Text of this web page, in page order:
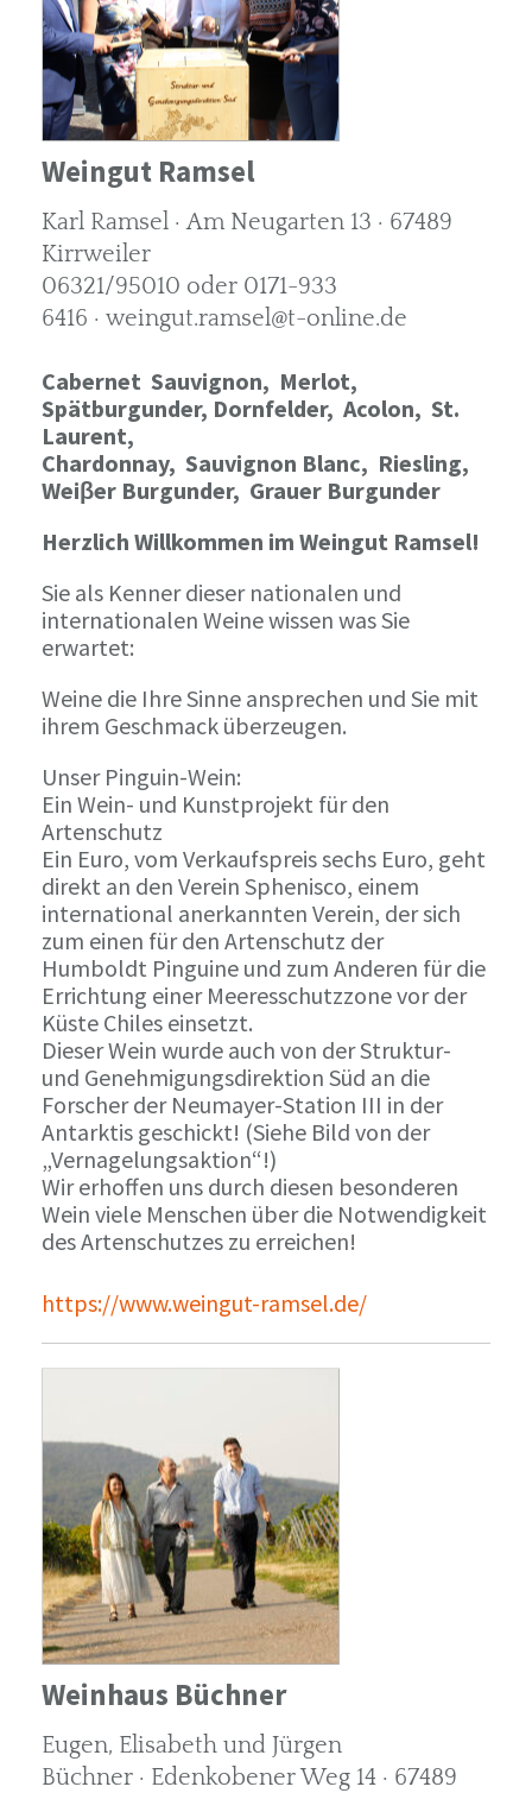
Weingut Ramsel
Karl Ramsel · Am Neugarten 13 · 67489
Kirrweiler
06321/95010 oder 0171-933
6416 · weingut.ramsel@t-online.de
Cabernet Sauvignon, Merlot,
Spätburgunder, Dornfelder, Acolon, St.
Laurent,
Chardonnay, Sauvignon Blanc, Riesling,
Weiβer Burgunder, Grauer Burgunder
Herzlich Willkommen im Weingut Ramsel!
Sie als Kenner dieser nationalen und
internationalen Weine wissen was Sie
erwartet:
Weine die Ihre Sinne ansprechen und Sie mit
ihrem Geschmack überzeugen.
Unser Pinguin-Wein:
Ein Wein- und Kunstprojekt für den
Artenschutz
Ein Euro, vom Verkaufspreis sechs Euro, geht
direkt an den Verein Sphenisco, einem
international anerkannten Verein, der sich
zum einen für den Artenschutz der
Humboldt Pinguine und zum Anderen für die
Errichtung einer Meeresschutzzone vor der
Küste Chiles einsetzt.
Dieser Wein wurde auch von der Struktur-
und Genehmigungsdirektion Süd an die
Forscher der Neumayer-Station III in der
Antarktis geschickt! (Siehe Bild von der
„Vernagelungsaktion“!)
Wir erhoffen uns durch diesen besonderen
Wein viele Menschen über die Notwendigkeit
des Artenschutzes zu erreichen!
https://www.weingut-ramsel.de/
Weinhaus Büchner
Eugen, Elisabeth und Jürgen
Büchner · Edenkobener Weg 14 · 67489